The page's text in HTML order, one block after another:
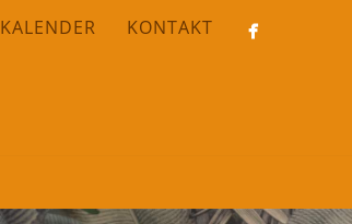
KALENDER KONTAKT